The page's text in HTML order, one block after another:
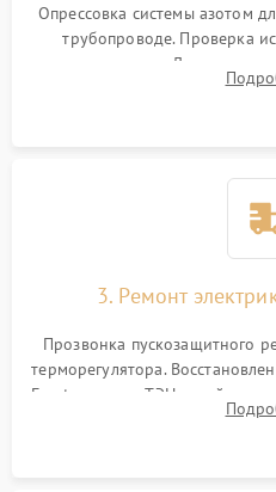
Опрессовка системы азотом
трубопроводе. Проверка
течеискателем. Демонтаж
продувка капиллярной
3. Ремонт
Прозвонка пускозащитного
терморегулятора.
Frost, включая ТЭН оттайки и
платы управления